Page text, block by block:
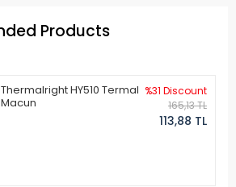
Products
Thermalright HY510 Termal
Macun
%31 Discount
165,13 TL
113,88 TL